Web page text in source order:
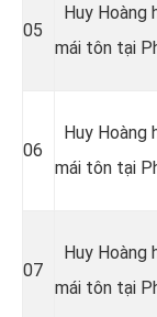
05
Huy Hoàng
mái tôn tại
06
Huy Hoàng
mái tôn tại
07
Huy Hoàng
mái tôn tại